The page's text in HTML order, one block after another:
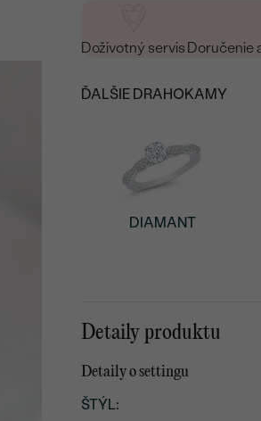
Doživotný servis Doručenie
ĎALŠIE DRAHOKAMY
DIAMANT
Detaily produktu
Detaily o settingu
ŠTÝL: